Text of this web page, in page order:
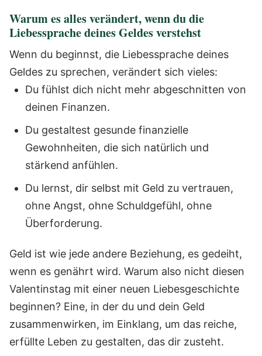
Warum es alles verändert, wenn du die
Liebessprache deines Geldes verstehst
Wenn du beginnst, die Liebessprache deines
Geldes zu sprechen, verändert sich vieles:
Du fühlst dich nicht mehr abgeschnitten von
deinen Finanzen.
Du gestaltest gesunde finanzielle
Gewohnheiten, die sich natürlich und
stärkend anfühlen.
Du lernst, dir selbst mit Geld zu vertrauen,
ohne Angst, ohne Schuldgefühl, ohne
Überforderung.
Geld ist wie jede andere Beziehung, es gedeiht,
wenn es genährt wird. Warum also nicht diesen
Valentinstag mit einer neuen Liebesgeschichte
beginnen? Eine, in der du und dein Geld
zusammenwirken, im Einklang, um das reiche,
erfüllte Leben zu gestalten, das dir zusteht.